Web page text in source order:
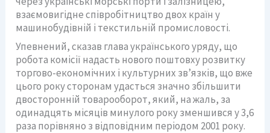
взаємовигідне співробітництво двох країн у
машинобудівній і текстильній промисловості.
Упевнений, сказав глава українського уряду, що
робота комісії надасть нового поштовху розвитку
торгово-економічних і культурних зв’язків, що вже
цього року сторонам удасться значно збільшити
двосторонній товарооборот, який, на жаль, за
одинадцять місяців минулого року зменшився у 3,6
раза порівняно з відповідним періодом 2001 року.